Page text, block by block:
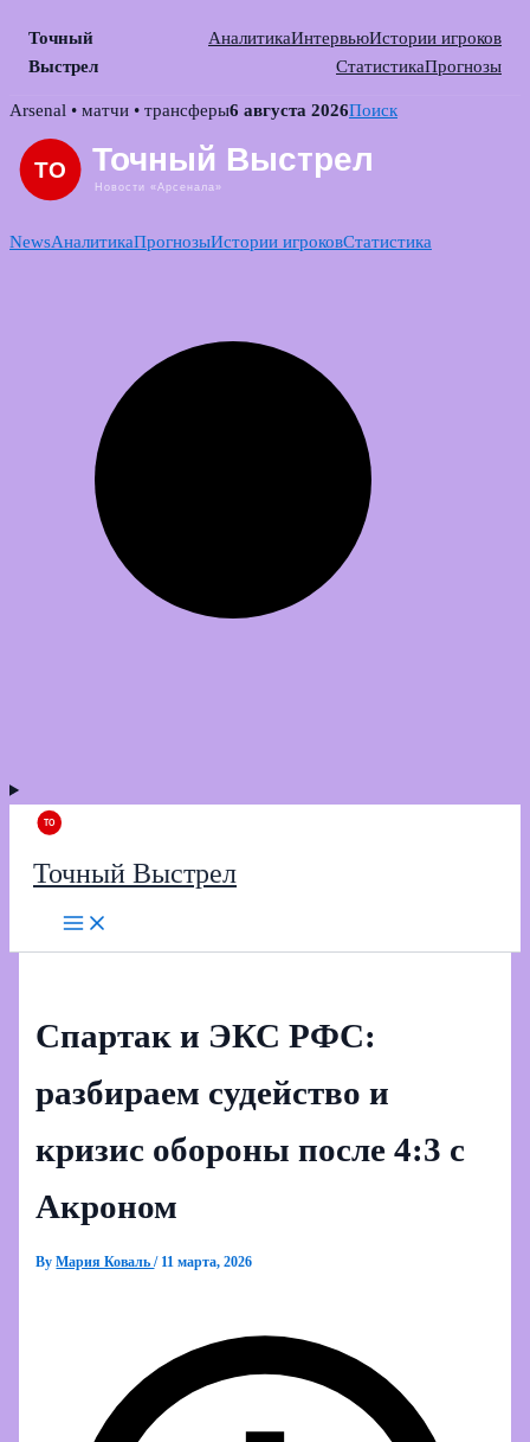
Точный
Выстрел
АналитикаИнтервьюИстории игроков
СтатистикаПрогнозы
Skip
content
Arsenal • матчи • трансферы6 августа 2026Поиск
NewsАналитикаПрогнозыИстории игроковСтатистика
Точный Выстрел
Спартак и ЭКС РФС:
разбираем судейство и
кризис обороны после 4:3 с
Акроном
ByМария Коваль/ 11 марта, 2026